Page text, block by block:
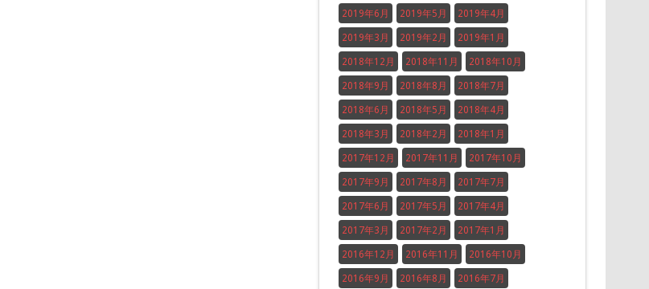
2019年6月 2019年5月 2019年4月
2019年3月 2019年2月 2019年1月
2018年12月 2018年11月 2018年10月
2018年9月 2018年8月 2018年7月
2018年6月 2018年5月 2018年4月
2018年3月 2018年2月 2018年1月
2017年12月 2017年11月 2017年10月
2017年9月 2017年8月 2017年7月
2017年6月 2017年5月 2017年4月
2017年3月 2017年2月 2017年1月
2016年12月 2016年11月 2016年10月
2016年9月 2016年8月 2016年7月